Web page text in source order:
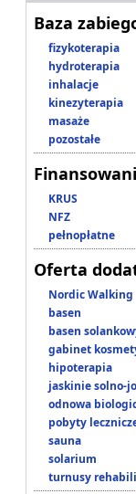
Baza
fizykoterapia
hydroterapia
inhalacje
kinezyterapia
masaże
pozostałe
KRUS
NFZ
pełnopłatne
Oferta
Nordic Walking
basen
basen
gabinet
hipoterapia
jaskinie solno-
odnowa
pobyty
sauna
solarium
turnusy